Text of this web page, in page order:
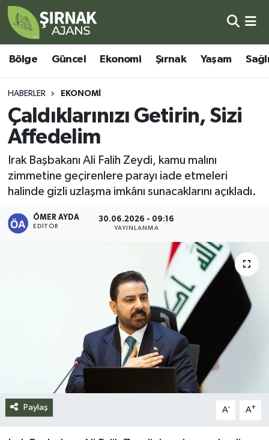
Bölge Güncel Ekonomi Şırnak Yaşam
HABERLER EKONOMI
Çaldıklarınızı Getirin, Sizi
Affedelim
Irak Başbakanı Ali Falih Zeydi, kamu malını
zimmetine geçirenlere parayı iade etmeleri
halinde gizli uzlaşma imkânı sunacaklarını açıkladı.
ÖMER AYDA
EDITÖR
30.06.2026 - 09:16
YAYINLANMA
Paylaş A- A+
Bölge
Güncel
Ekonomi
Şırnak
Yaşam
Sağlık
Eğitim
Yazarlar
Şırnak Nöbetçi Eczaneler
Şırnak Hava Durumu
Şirnak Namaz Vakitleri
Şırnak Trafik Yoğunluk Haritası
Süper Lig Puan Durumu ve Fikstür
Tüm Manşetler
Son Dakika Haberleri